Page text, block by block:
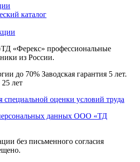
каталог
«Ферекс» профессиональные
из России.
до 70% Заводская гарантия 5 лет.
лет
специальной оценки условий труда
данных ООО «ТД
без письменного согласия